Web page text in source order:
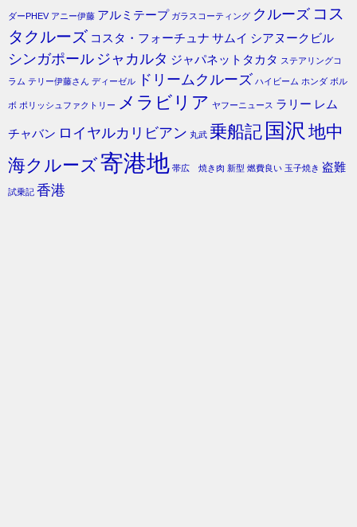
ダーPHEV アニー伊藤 アルミテープ ガラスコーティング クルーズ コス
タクルーズ コスタ・フォーチュナ サムイ シアヌークビル
シンガポール ジャカルタ ジャパネットタカタ ステアリングコ
ラム テリー伊藤さん ディーゼル ドリームクルーズ ハイビーム ホンダ ボル
ボ ポリッシュファクトリー メラビリア ヤフーニュース ラリー レム
チャバン ロイヤルカリビアン 丸武 乗船記 国沢 地中
海クルーズ寄港地 帯広 焼き肉 新型 燃費良い 玉子焼き 盗難
試乗記 香港